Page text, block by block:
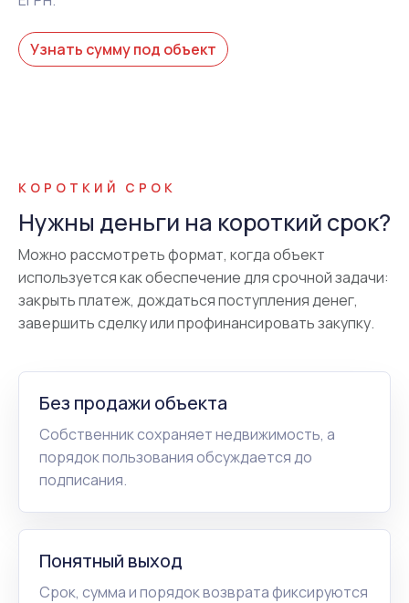
Узнать сумму под объект
КОРОТКИЙ СРОК
Нужны деньги на короткий срок?
Можно рассмотреть формат, когда объект
используется как обеспечение для срочной задачи:
закрыть платеж, дождаться поступления денег,
завершить сделку или профинансировать закупку.
Без продажи объекта
Собственник сохраняет недвижимость, а
порядок пользования обсуждается до
подписания.
Понятный выход
Срок, сумма и порядок возврата фиксируются